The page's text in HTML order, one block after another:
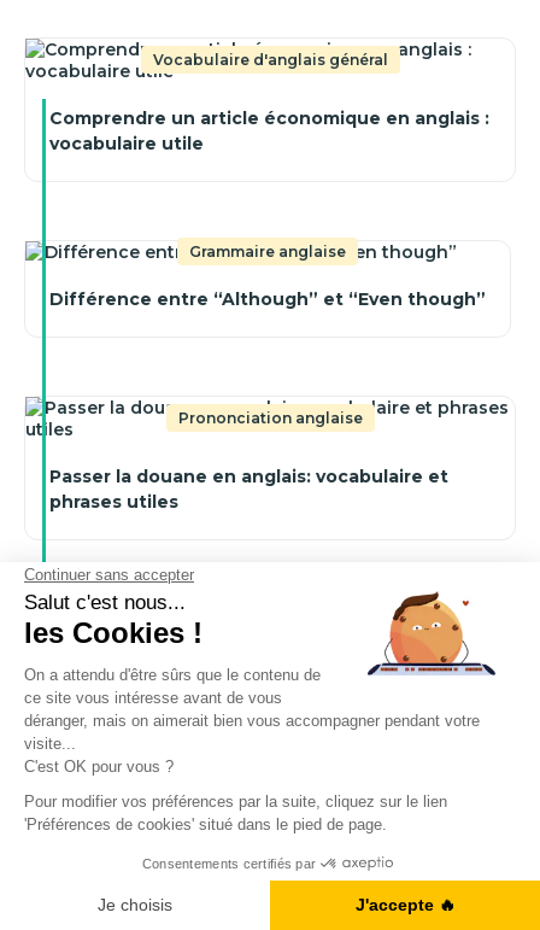
Vocabulaire d'anglais général
Comprendre un article économique en anglais :
vocabulaire utile
Grammaire anglaise
Différence entre “Although” et “Even though”
Prononciation anglaise
Passer la douane en anglais: vocabulaire et
phrases utiles
Grammaire anglaise
Faire une suggestion en anglais : formules et
exemples utiles
Vocabulaire d'anglais général
Maîtriser le vocabulaire anglais de la chimie